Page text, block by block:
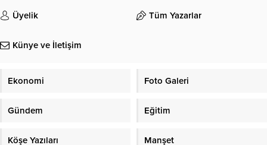
Üyelik Tüm Yazarlar
Künye ve İletişim
Ekonomi Foto Galeri
Gündem Eğitim
Köşe Yazıları Manşet